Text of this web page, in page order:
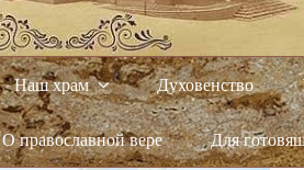
Наш храм Духовенство
О православной вере Для